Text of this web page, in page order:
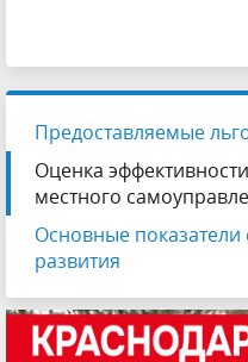
Предоставляемые
Оценка
местного
Основные
развития